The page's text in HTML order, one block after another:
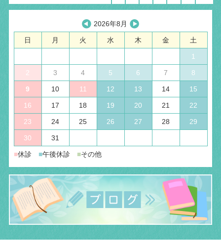
2026年8月
日 月 火 水 木 金 土
1
2 3 4 5 6 7 8
9 10 11 12 13 14 15
16 17 18 19 20 21 22
23 24 25 26 27 28 29
30 31
■休診 ■午後休診 ■その他